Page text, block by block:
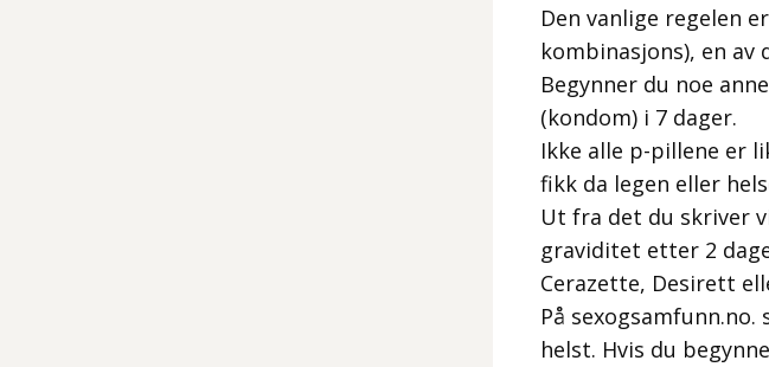
Den vanlige regelen
kombinasjons), en av
Begynner du noe
(kondom) i 7 dager.
Ikke alle p-pillene er
fikk da legen eller
Ut fra det du skriver
graviditet etter 2
Cerazette, Desirett
På
helst. Hvis du